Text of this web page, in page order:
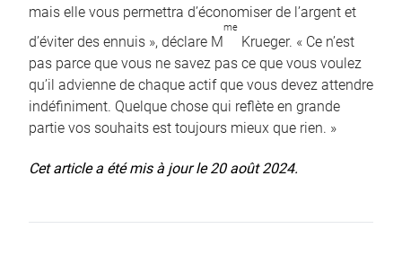
mais elle vous permettra d’économiser de l’argent et
d’éviter des ennuis », déclare M
me
Krueger. « Ce n’est
pas parce que vous ne savez pas ce que vous voulez
qu’il advienne de chaque actif que vous devez attendre
indéfiniment. Quelque chose qui reflète en grande
partie vos souhaits est toujours mieux que rien. »
Cet article a été mis à jour le 20 août 2024.